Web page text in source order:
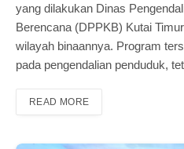
yang dilakukan Dinas
Berencana (DPPKB) Kutai
wilayah binaannya. Program
pada pengendalian penduduk,
READ MORE